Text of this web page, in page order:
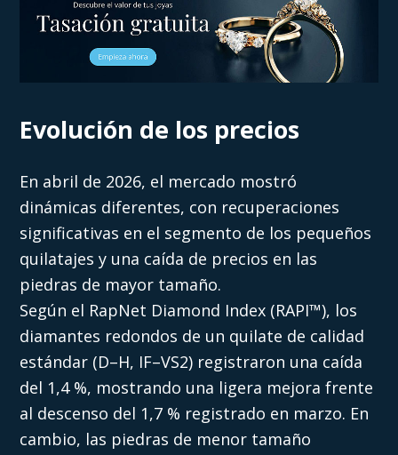
Evolución de los precios
En abril de 2026, el mercado mostró
dinámicas diferentes, con recuperaciones
significativas en el segmento de los pequeños
quilatajes y una caída de precios en las
piedras de mayor tamaño.
Según el RapNet Diamond Index (RAPI™), los
diamantes redondos de un quilate de calidad
estándar (D–H, IF–VS2) registraron una caída
del 1,4 %, mostrando una ligera mejora frente
al descenso del 1,7 % registrado en marzo. En
cambio, las piedras de menor tamaño